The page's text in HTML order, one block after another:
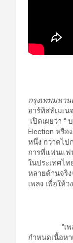
กรุงเทพมหา
อาร์ทิสท์เมเ
เปิดเผยว่า “
Election หรือ
หนึ่ง กวาดไป
การที่แฟนแฟ
ในประเทศไ
หลายด้านจริง
เพลง เพื่อให้
“เพลง
กำหนดเนื้อห